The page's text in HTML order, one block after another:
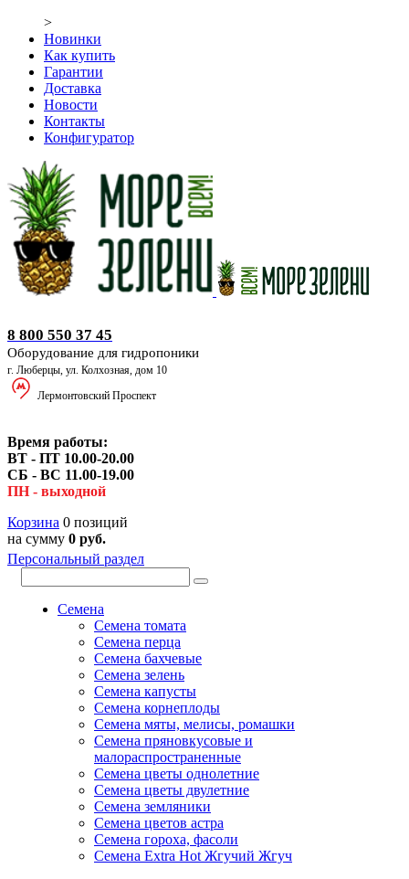
>
Новинки
Как купить
Гарантии
Доставка
Новости
Контакты
Конфигуратор
8 800 550 37 45
Оборудование для гидропоники
г. Люберцы, ул. Колхозная, дом 10
Лермонтовский Проспект
Время работы:
ВТ - ПТ 10.00-20.00
СБ - ВС 11.00-19.00
ПН - выходной
Корзина 0 позиций
на сумму 0 руб.
Персональный раздел
Семена
Семена томата
Семена перца
Семена бахчевые
Семена зелень
Семена капусты
Семена корнеплоды
Семена мяты, мелисы, ромашки
Семена пряновкусовые и
малораспространенные
Семена цветы однолетние
Семена цветы двулетние
Семена земляники
Семена цветов астра
Семена гороха, фасоли
Семена Extra Hot Жгучий Жгуч